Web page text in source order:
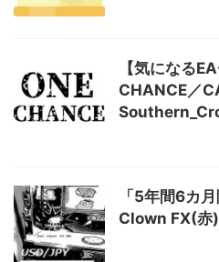
【気になる
CHANCE／
「5年間6カ
Clown FX(赤)